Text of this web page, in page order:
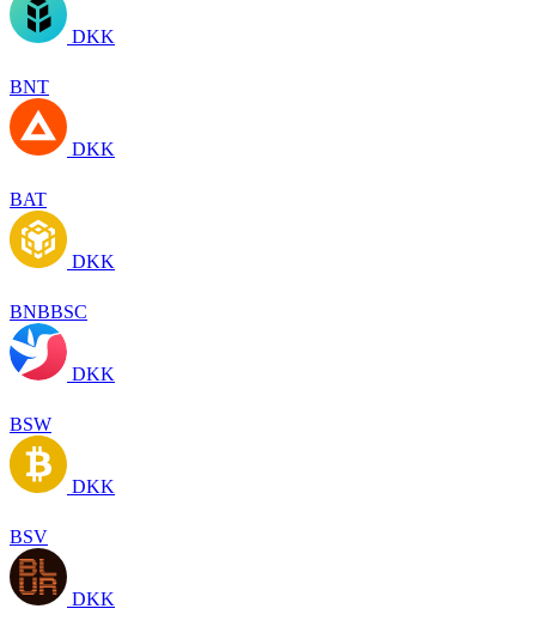
DKK
BNT
DKK
BAT
DKK
BNBBSC
DKK
BSW
DKK
BSV
DKK